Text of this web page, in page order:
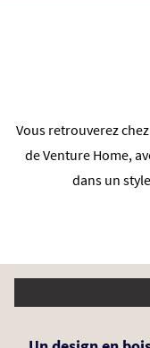
Vous retrouverez
de Venture Home,
dans un